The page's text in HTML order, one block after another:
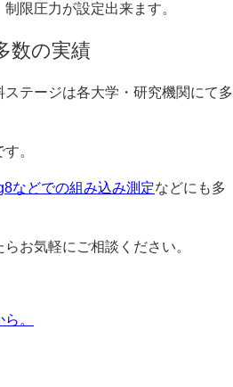
限圧力が設定出来ます。
数の実績
テージは各大学・研究機関にて多
。
などでの組み込み測定などにも多
お気軽にご相談ください。
。